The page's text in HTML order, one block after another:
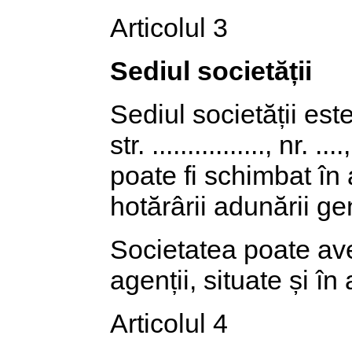
Articolul 3
Sediul societății
Sediul societății
str. ................, nr.
poate fi schimbat în
hotărârii adunării
Societatea poate
agenții, situate și în
Articolul 4